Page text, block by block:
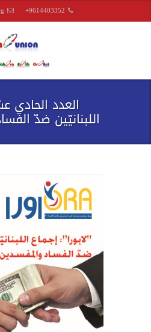
+9614403352
العدد الحادي
اللبنانيّين ضدّ